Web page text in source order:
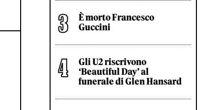
È morto Francesco
Guccini
Gli U2 riscrivono
‘Beautiful Day’ al
funerale di Glen Hansard